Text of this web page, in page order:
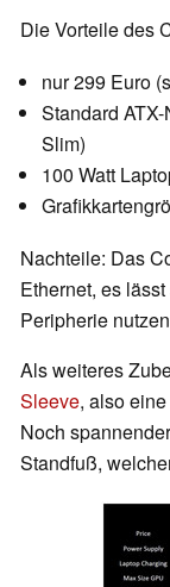
Die Vorteile des
nur 299 Euro
Standard
Slim)
100 Watt
Nachteile: Das
Ethernet, es
Peripherie
Als weiteres
Sleeve, also
Noch
Standfuß,